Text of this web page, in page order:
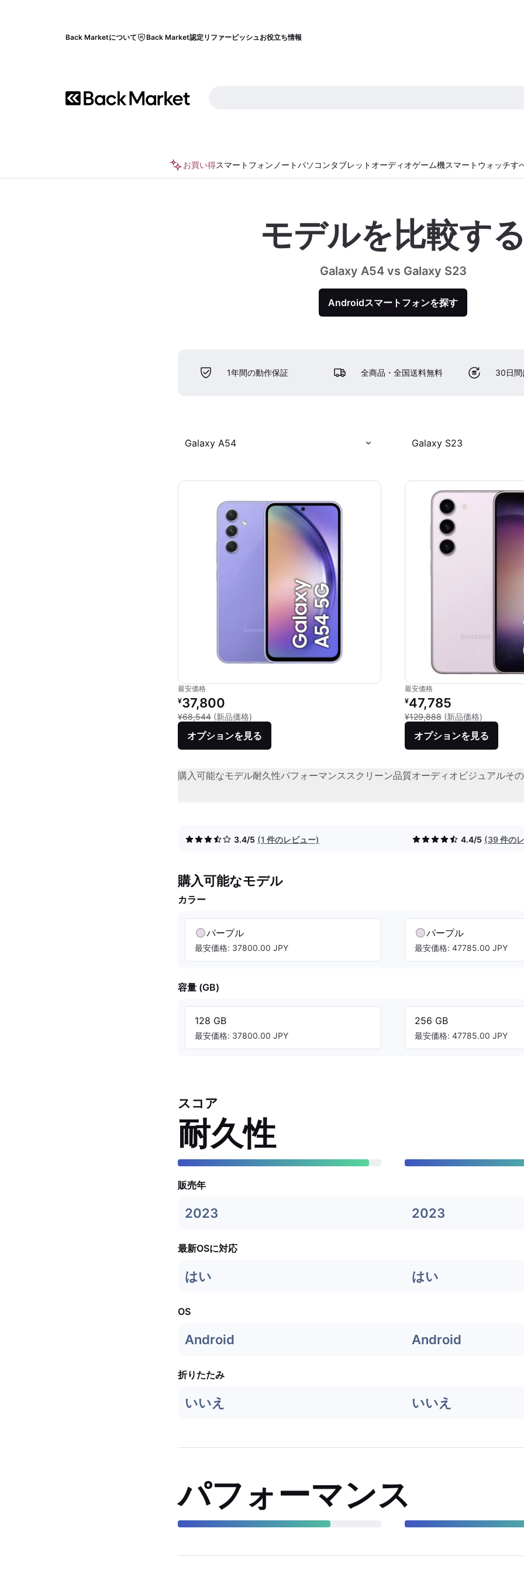
Back Marketについて Back Market認定リファービッシュお役立ち情報
お買い得スマートフォン ノートパソコンタブレット オーディオゲーム機スマートウォッチす
モデルを比較する
Galaxy A54 vs Galaxy S23
Androidスマートフォンを探す
1年間の動作保証 全商品・全国送料無料 30日間
Galaxy A54 Galaxy S23
最安価格
リファービッシュ品の価格：
¥37,800
¥68,544 (新品価格)
オプションを見る
最安価格
リファービッシュ品の価格：
¥47,785
¥129,888 (新品価格)
オプションを見る
購入可能なモデル耐久性パフォーマンススクリーン品質オーディオビジュアルそ
3.4/5 (1 件のレビュー) 4.4/5 (39 件の
購入可能なモデル
カラー
パープル
最安価格: 37800.00 JPY
パープル
最安価格: 47785.00 JPY
容量 (GB)
128 GB
最安価格: 37800.00 JPY
256 GB
最安価格: 47785.00 JPY
スコア
耐久性
販売年
2023 2023
最新OSに対応
はい はい
OS
Android Android
折りたたみ
いいえ いいえ
パフォーマンス